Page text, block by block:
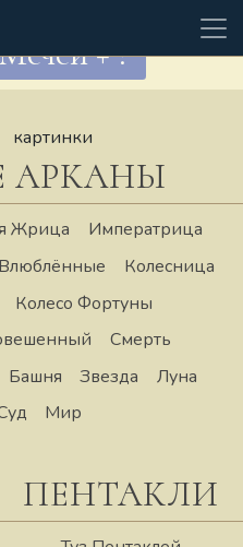
+ ?
картинки
АРКАНЫ
Жрица
Императрица
Влюблённые
Колесница
Колесо Фортуны
Смерть
Башня Звезда
Луна
Мир
ПЕНТАКЛИ